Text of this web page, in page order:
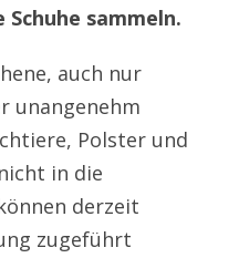
sammeln.
auch nur
unangenehm
Polster und
in die
derzeit
zugeführt